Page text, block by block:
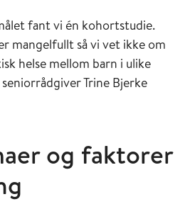
fant vi én kohortstudie.
mangelfullt så vi vet ikke om
helse mellom barn i ulike
Trine Bjerke
og faktorer